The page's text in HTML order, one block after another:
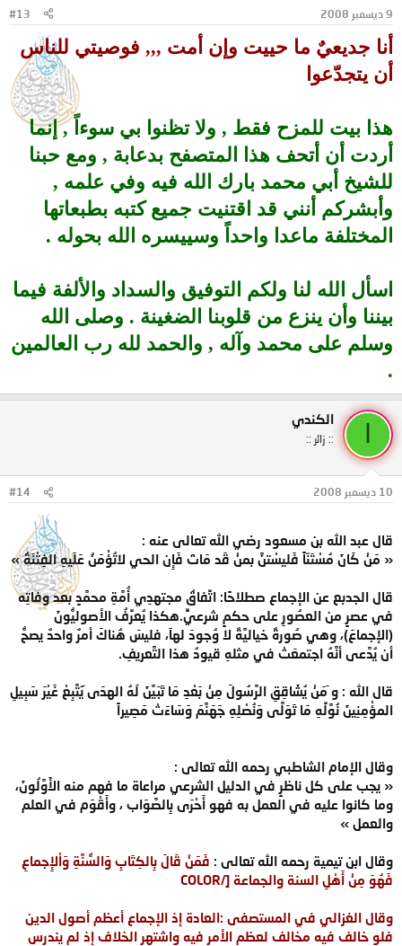
9 ديسمبر 2008 #13
أنا جديعيٌ ما حييت وإن أمت ,,, فوصيتي للناس
أن يتجدّعوا
هذا بيت للمزح فقط , ولا تظنوا بي سوءاً , إنما
أردت أن أتحف هذا المتصفح بدعابة , ومع حبنا
للشيخ أبي محمد بارك الله فيه وفي علمه ,
وأبشركم أنني قد اقتنيت جميع كتبه بطبعاتها
المختلفة ماعدا واحداً وسييسره الله بحوله .
اسأل الله لنا ولكم التوفيق والسداد والألفة فيما
بيننا وأن ينزع من قلوبنا الضغينة . وصلى الله
وسلم على محمد وآله , والحمد لله رب العالمين
.
الكندي
:: زائر ::
10 ديسمبر 2008 #14
قال عبد الله بن مسعود رضي الله تعالى عنه :
« مَنْ كَانَ مُسْتَنّاً فَليسْتنَّ بمنْ قَد مَاتَ فَإِن الحي لاتُؤْمَنُ عَلَيهِ الفِتْنَةُ »
قال الجدبع عن الإجماع صطلاحًا: اتِّفاقُ مجتهدِي أُمَّةِ محمَّدٍ بعد وفاتِه
في عصرٍ من العصُورِ على حكمٍ شرعيٍّ.هكذا يُعرِّفُ الأصوليُّونَ
(الإجماعَ)، وهي صُورةٌ خياليَّةٌ لا وُجودَ لهاَ، فليسَ هُناكَ أمرٌ واحدٌ يصحُّ
أن يُدَّعى أنَّهُ اجتمعَتْ في مثلهِ قيودُ هذا التَّعريفِ.
قال الله : و َمَنْ يُشَاقِقِ الرَّسُولَ مِنْ بَعْدِ مَا تَبَيَّنَ لَهُ الهدَى َيَتَّبِعْ غَيْرَ سَبِيلِ
المؤْمِنِينَ نُوَّلِّهِ مَا تَوَلَّى وَنُصْلِهِ جَهَنَّمَ وَسَاءَتْ مَصِيراً
وقال الإمام الشاطبي رحمه الله تعالى :
« يجب على كل ناظرٍ في الدليل الشرعي مراعاة ما فهم منه الأَوَّلُونَ،
وما كانوا عليه في العمل به فهو أَحْرَى بِالصَّوَاب ، وأَقْوَم في العلم
والعمل »
وقال ابن تيمية رحمه الله تعالى : فَمَنْ قَالَ بِالكِتَابِ وَالسُّنَّةِ وَاْلإِجماعِ
فَهُوَ مِنْ أَهْلِ السنة والجماعة [/COLOR
وقال الغزالي في المستصفى :العادة إذ الإجماع أعظم أصول الدين
فلو خالف فيه مخالف لعظم الأمر فيه واشتهر الخلاف إذ لم يندرس